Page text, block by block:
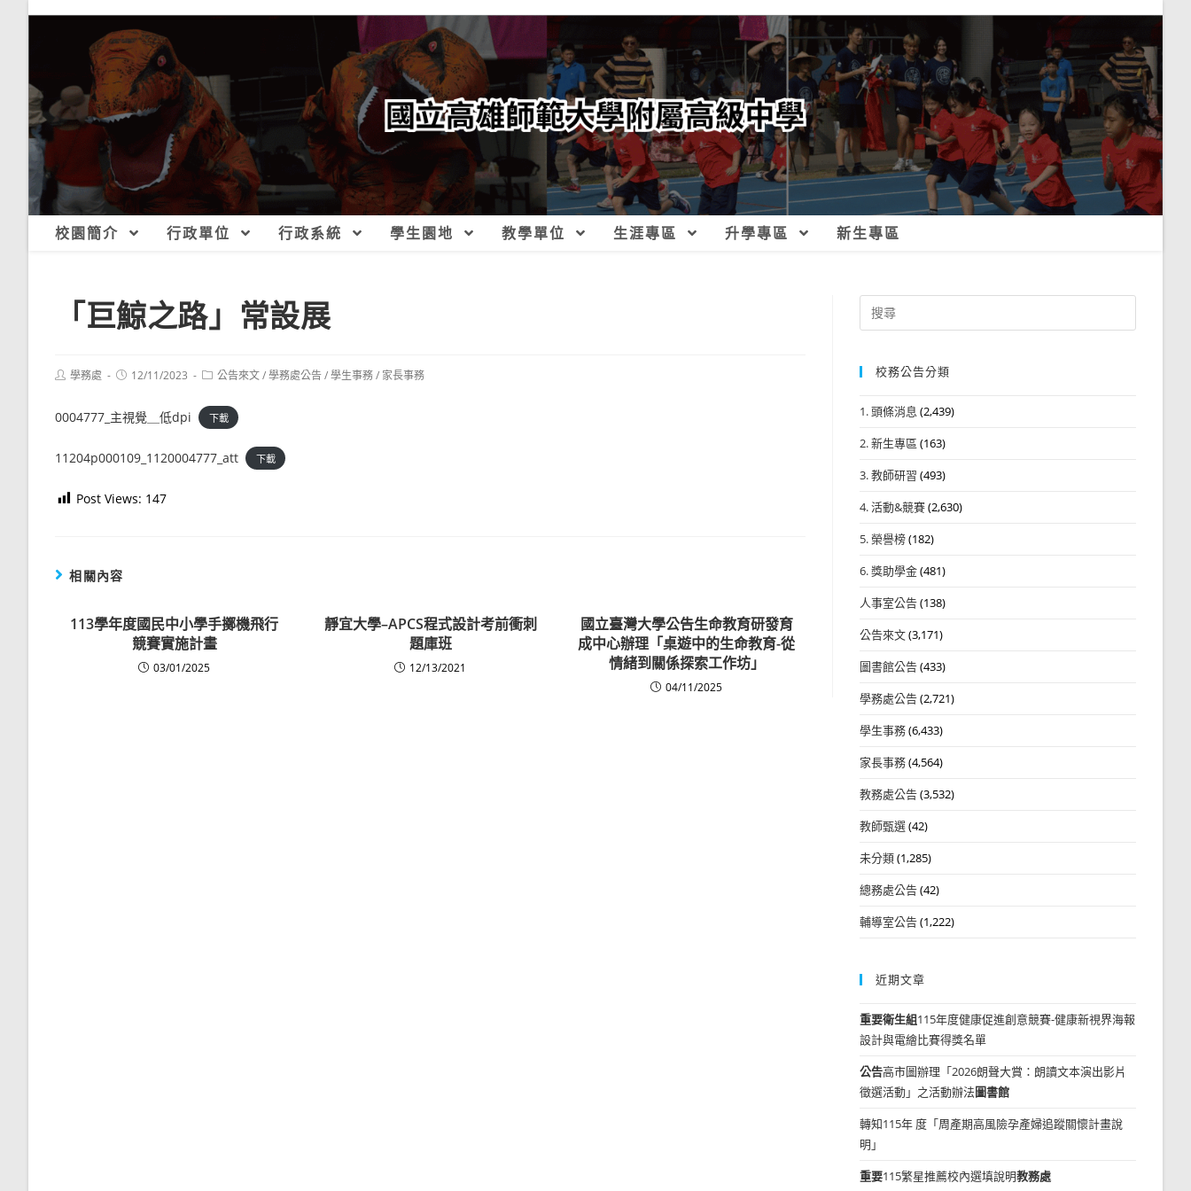
校園簡介 行政單位 行政系統 學生園地 教學單位 生涯專區 升學專區 新生專區
「巨鯨之路」常設展
Post學務處
Post12/11/2023
Post公告來文/學務處公告/學生事務/ 家長事務
0004777_主視覺＿低dpi 下載
11204p000109_1120004777_att 下載
Post Views: 147
相關內容
113學年度國民中小學手擲機飛行
競賽實施計畫
03/01/2025
靜宜大學–APCS程式設計考前衝刺
題庫班
12/13/2021
國立臺灣大學公告生命教育研發育
成中心辦理「桌遊中的生命教育-從
情緒到關係探索工作坊」
04/11/2025
Search
for:
校務公告分類
1. 頭條消息 (2,439)
2. 新生專區 (163)
3. 教師研習 (493)
4. 活動&競賽(2,630)
5. 榮譽榜(182)
6. 獎助學金(481)
人事室公告(138)
公告來文(3,171)
圖書館公告(433)
學務處公告(2,721)
學生事務(6,433)
家長事務(4,564)
教務處公告(3,532)
教師甄選(42)
未分類(1,285)
總務處公告(42)
輔導室公告(1,222)
近期文章
重要衛生組115年度健康促進創意競賽-健康新視界海報
設計與電繪比賽得獎名單
公告高市圖辦理「2026朗聲大賞：朗讀文本演出影片
徵選活動」之活動辦法圖書館
轉知115年 度「周產期高風險孕產婦追蹤關懷計畫說
明」
重要115繁星推薦校內選填說明教務處